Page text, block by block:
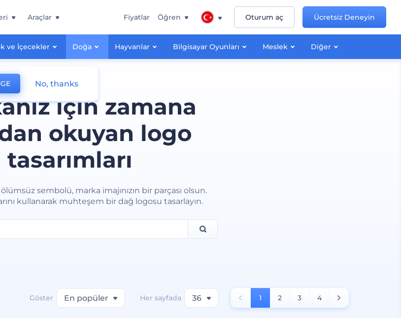
ve İçecekler Doğa Hayvanlar Bilgisayar Oyunları Meslek Diğer
Araçlar Fiyatlar Öğren Oturum aç Ücretsiz Deneyin
için zamana
okuyan logo
tasarımları
ölümsüz sembolü, marka imajınızın bir parçası olsun.
kullanarak muhteşem bir dağ logosu tasarlayın.
Göster En popüler Her sayfada 36 1 2 3 4
No, thanks